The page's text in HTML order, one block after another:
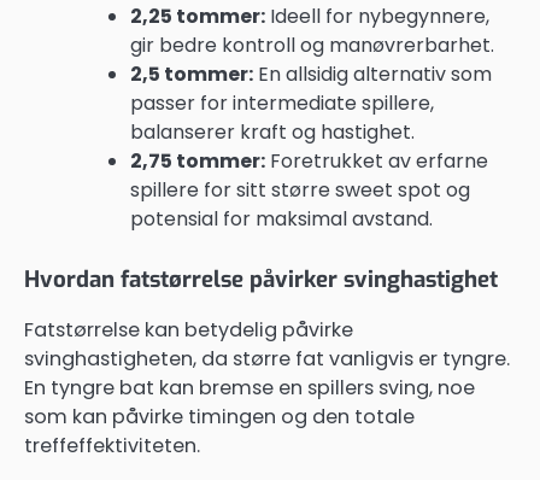
2,25 tommer: Ideell for nybegynnere,
gir bedre kontroll og manøvrerbarhet.
2,5 tommer: En allsidig alternativ som
passer for intermediate spillere,
balanserer kraft og hastighet.
2,75 tommer: Foretrukket av erfarne
spillere for sitt større sweet spot og
potensial for maksimal avstand.
Hvordan fatstørrelse påvirker svinghastighet
Fatstørrelse kan betydelig påvirke
svinghastigheten, da større fat vanligvis er tyngre.
En tyngre bat kan bremse en spillers sving, noe
som kan påvirke timingen og den totale
treffeffektiviteten.